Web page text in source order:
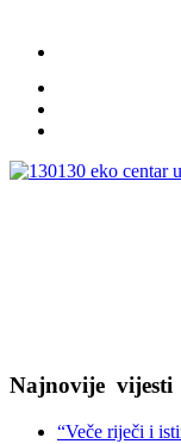
Najnovije vijesti
“Veče riječi i